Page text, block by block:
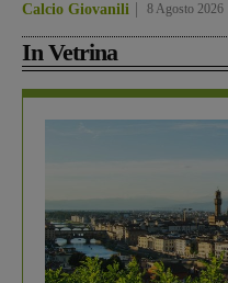
Calcio Giovanili 8 Agosto 2026
In Vetrina